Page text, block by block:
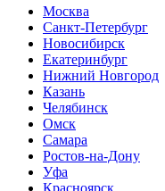
Москва
Санкт-Петербург
Новосибирск
Екатеринбург
Нижний Новгород
Казань
Челябинск
Омск
Самара
Ростов-на-Дону
Уфа
Красноярск